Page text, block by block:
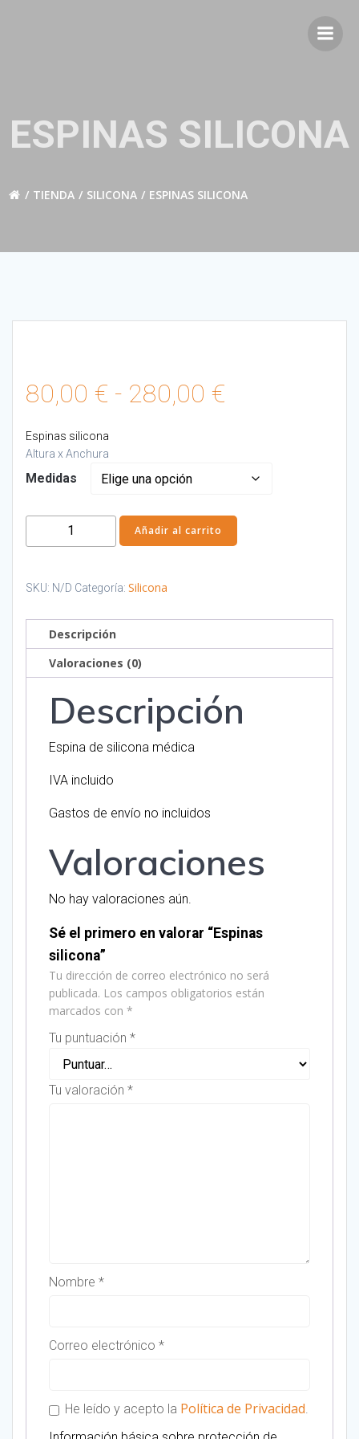
ESPINAS SILICONA
TIENDA SILICONA ESPINAS SILICONA
80,00 € - 280,00 €
precios:
desde
80,00 €
Espinas silicona
Altura x Anchura
Medidas
silicona
Añadir al carrito
SKU: N/D Categoría: Silicona
Descripción
Valoraciones (0)
Descripción
Espina de silicona médica
IVA incluido
Gastos de envío no incluidos
Valoraciones
No hay valoraciones aún.
Sé el primero en valorar “Espinas
silicona”
Tu dirección de correo electrónico no será
publicada. Los campos obligatorios están
marcados con *
Tu puntuación *
Tu valoración *
Nombre *
Correo electrónico *
He leído y acepto la Política de Privacidad.